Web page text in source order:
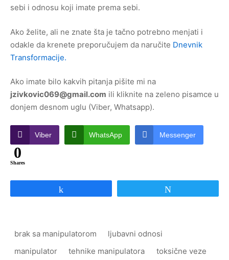
sebi i odnosu koji imate prema sebi.
Ako želite, ali ne znate šta je tačno potrebno menjati i
odakle da krenete preporučujem da naručite Dnevnik
Transformacije.
Ako imate bilo kakvih pitanja pišite mi na
jzivkovic069@gmail.com ili kliknite na zeleno pisamce u
donjem desnom uglu (Viber, Whatsapp).
Viber WhatsApp Messenger
0
Shares
brak sa manipulatorom
ljubavni odnosi
manipulator
tehnike manipulatora
toksične veze